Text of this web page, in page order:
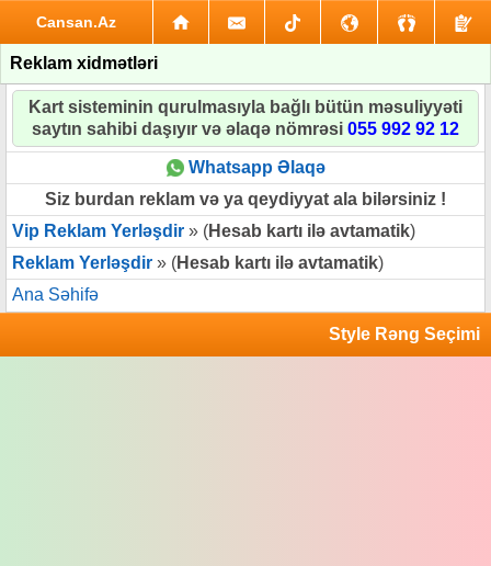
Cansan.Az
Reklam xidmətləri
Kart sisteminin qurulmasıyla bağlı bütün məsuliyyəti
saytın sahibi daşıyır və əlaqə nömrəsi 055 992 92 12
Whatsapp Əlaqə
Siz burdan reklam və ya qeydiyyat ala bilərsiniz !
Vip Reklam Yerləşdir » (Hesab kartı ilə avtamatik)
Reklam Yerləşdir » (Hesab kartı ilə avtamatik)
Ana Səhifə
Style Rəng Seçimi